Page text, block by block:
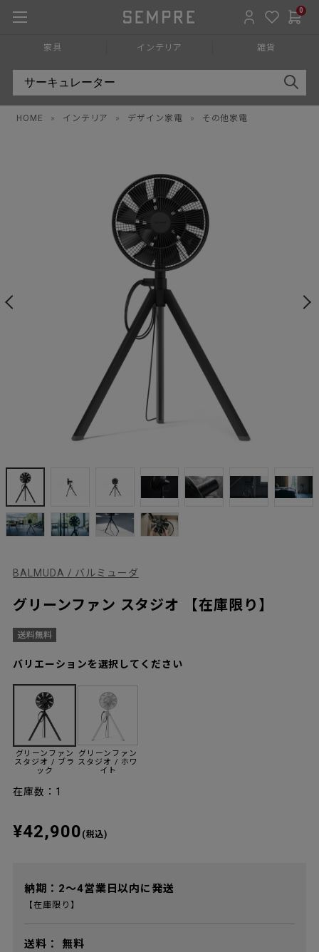
0
家具 インテリア 雑貨
HOME » インテリア » デザイン家電 » その他家電
BALMUDA / バルミューダ
グリーンファン スタジオ 【在庫限り】
バリエーションを選択してください
グリーンファン
スタジオ / ブラ
ック
グリーンファン
スタジオ / ホワ
イト
在庫数：1
¥42,900 (税込)
納期：2～4営業日以内に発送
【在庫限り】
送料： 無料